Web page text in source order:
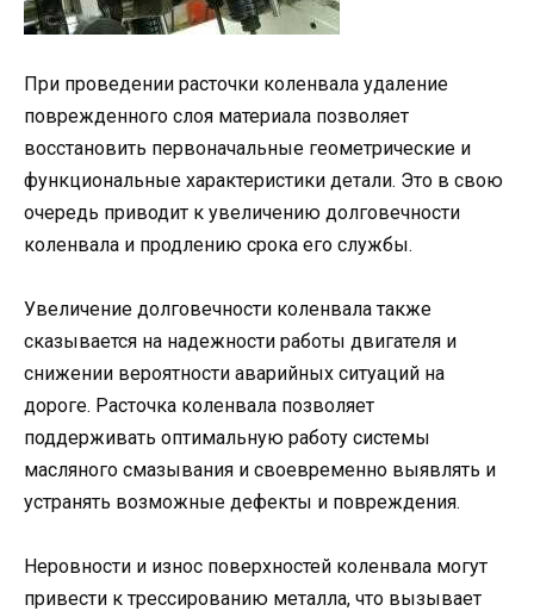
При проведении расточки коленвала удаление
поврежденного слоя материала позволяет
восстановить первоначальные геометрические и
функциональные характеристики детали. Это в свою
очередь приводит к увеличению долговечности
коленвала и продлению срока его службы.
Увеличение долговечности коленвала также
сказывается на надежности работы двигателя и
снижении вероятности аварийных ситуаций на
дороге. Расточка коленвала позволяет
поддерживать оптимальную работу системы
масляного смазывания и своевременно выявлять и
устранять возможные дефекты и повреждения.
Неровности и износ поверхностей коленвала могут
привести к трессированию металла, что вызывает